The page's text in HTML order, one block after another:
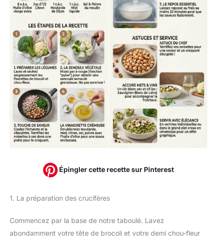
Épingler cette recette sur Pinterest
1. La préparation des crucifères
Commencez par la base de notre taboulé. Lavez
abondamment votre tête de brocoli et votre demi chou-fleur